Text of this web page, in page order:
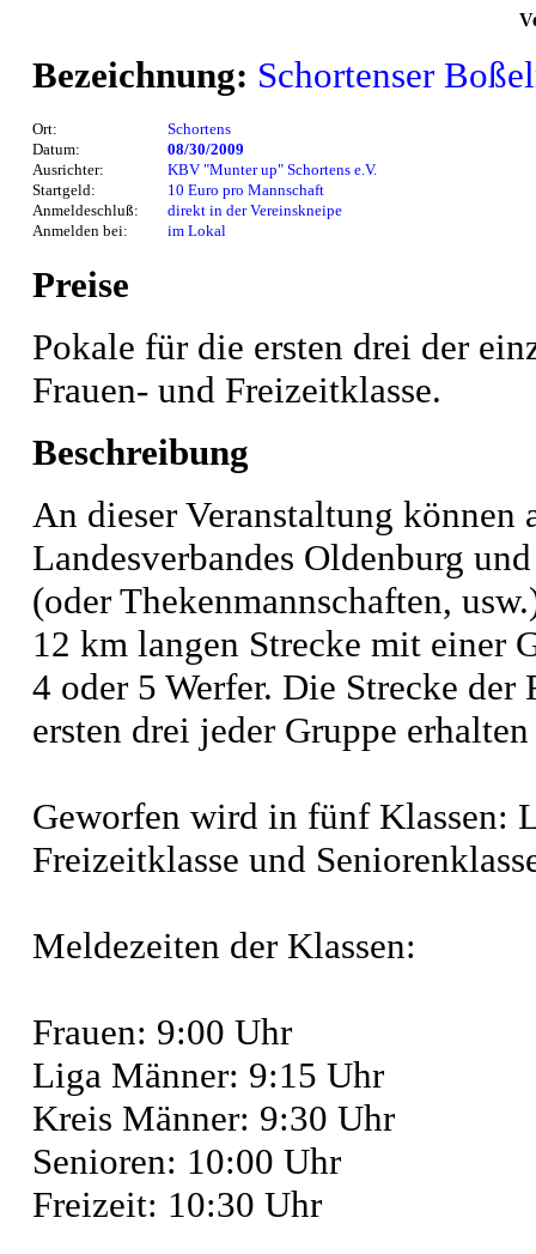
Bezeichnung: Schortenser
Ort:
Schortens
Datum:
08/30/2009
Ausrichter:
KBV "Munter up" Schortens e.V.
Startgeld:
10 Euro pro Mannschaft
Anmeldeschluß:
direkt in der Vereinskneipe
Anmelden bei:
im Lokal
Preise
Pokale für die ersten drei der
Frauen- und Freizeitklasse.
Beschreibung
An dieser Veranstaltung können
Landesverbandes Oldenburg
(oder Thekenmannschaften,
12 km langen Strecke mit einer
4 oder 5 Werfer. Die Strecke
ersten drei jeder Gruppe
Geworfen wird in fünf Klassen:
Freizeitklasse und
Meldezeiten der Klassen:
Frauen: 9:00 Uhr
Liga Männer: 9:15 Uhr
Kreis Männer: 9:30 Uhr
Senioren: 10:00 Uhr
Freizeit: 10:30 Uhr